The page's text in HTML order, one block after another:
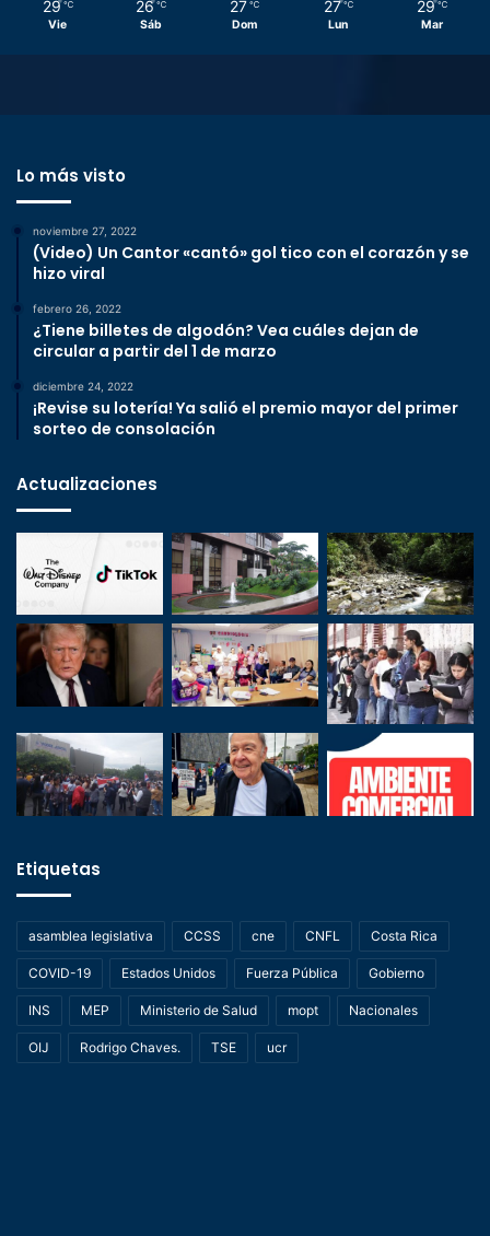
29 ℃
Vie
26 ℃
Sáb
27 ℃
Dom
27 ℃
Lun
29 ℃
Mar
Lo más visto
noviembre 27, 2022
(Video) Un Cantor «cantó» gol tico con el corazón y se
hizo viral
febrero 26, 2022
¿Tiene billetes de algodón? Vea cuáles dejan de
circular a partir del 1 de marzo
diciembre 24, 2022
¡Revise su lotería! Ya salió el premio mayor del primer
sorteo de consolación
Actualizaciones
Etiquetas
asamblea legislativa CCSS cne CNFL Costa Rica
COVID-19 Estados Unidos Fuerza Pública Gobierno
INS MEP Ministerio de Salud mopt Nacionales
OIJ Rodrigo Chaves. TSE ucr